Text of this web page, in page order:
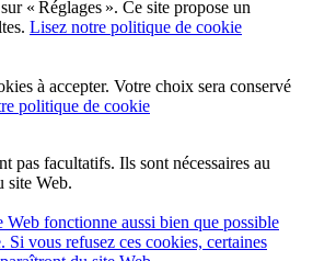
« Réglages ». Ce site propose un
Lisez notre politique de cookie
à accepter. Votre choix sera conservé
politique de cookie
pas facultatifs. Ils sont nécessaires au
site Web.
fonctionne aussi bien que possible
Si vous refusez ces cookies, certaines